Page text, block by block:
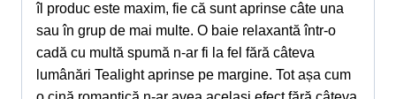
îl produc este maxim, fie că sunt aprinse câte una
sau în grup de mai multe. O baie relaxantă într-o
cadă cu multă spumă n-ar fi la fel fără câteva
lumânări Tealight aprinse pe margine. Tot așa cum